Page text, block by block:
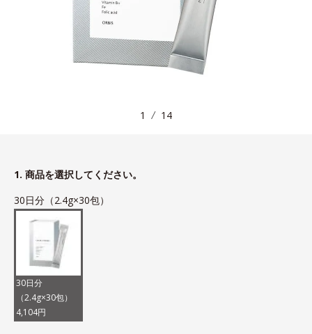
1 14
1. 商品を選択してください。
30日分（2.4g×30包）
30日分
（2.4g×30包）
4,104円